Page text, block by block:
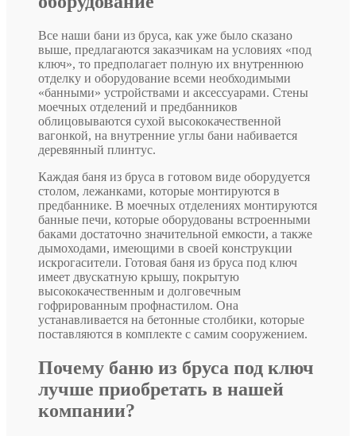
Все наши бани из бруса, как уже было сказано
выше, предлагаются заказчикам на условиях «под
ключ», то предполагает полную их внутреннюю
отделку и оборудование всеми необходимыми
«банными» устройствами и аксессуарами. Стены
моечных отделений и предбанников
облицовываются сухой высококачественной
вагонкой, на внутренние углы бани набивается
деревянный плинтус.
Каждая баня из бруса в готовом виде оборудуется
столом, лежанками, которые монтируются в
предбаннике. В моечных отделениях монтируются
банные печи, которые оборудованы встроенными
баками достаточно значительной емкости, а также
дымоходами, имеющими в своей конструкции
искрогасители. Готовая баня из бруса под ключ
имеет двускатную крышу, покрытую
высококачественным и долговечным
гофрированным профнастилом. Она
устанавливается на бетонные столбики, которые
поставляются в комплекте с самим сооружением.
Почему баню из бруса под ключ
лучше приобретать в нашей
компании?